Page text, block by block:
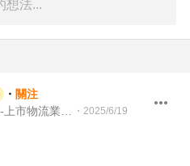
・ 關注
・ 2025/6/19